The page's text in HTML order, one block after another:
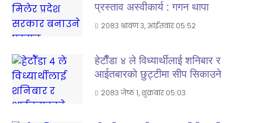
प्रस्ताव अस्वीकार्य : गगन थापा
२०८३ श्रावण ३, आईतवार ०५:५२
हेटाैँडा ४ ले विध्यार्थीलाई शनिबार र
आईतबारकाे छुट्टीमा सीप सिकाउने
२०८३ जेष्ठ १, शुक्रबार ०५:०३